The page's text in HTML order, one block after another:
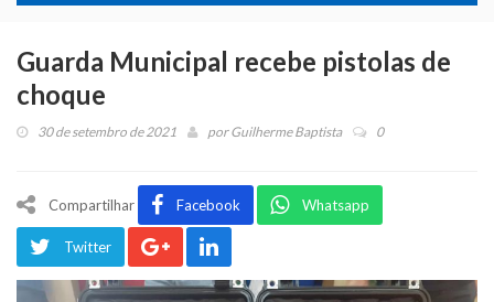
Guarda Municipal recebe pistolas de
choque
30 de setembro de 2021 porGuilherme Baptista 0
Compartilhar Facebook Whatsapp
Twitter